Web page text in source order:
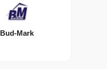
Bud-Mark